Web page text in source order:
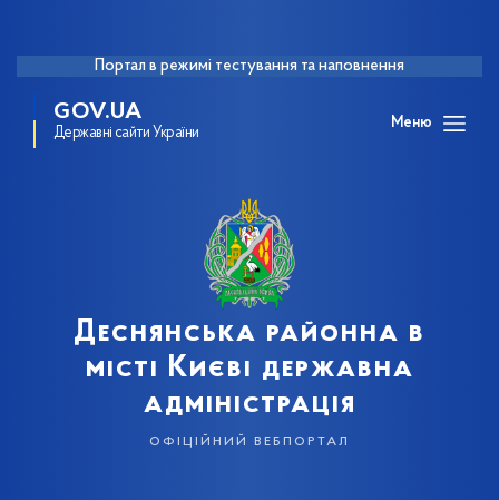
Портал в режимі тестування та наповнення
GOV.UA
Державні сайти України
Меню
Деснянська районна в
місті Києві державна
адміністрація
офіційний вебпортал